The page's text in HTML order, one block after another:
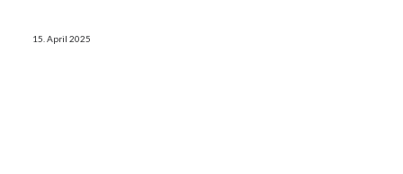
15. April 2025